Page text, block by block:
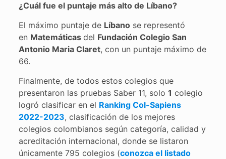
¿Cuál fue el puntaje más alto de Líbano?
El máximo puntaje de Líbanose representó
en Matemáticas del Fundación Colegio San
Antonio Maria Claret, con un puntaje máximo de
66.
Finalmente, de todos estos colegios que
presentaron las pruebas Saber 11, solo 1 colegio
logró clasificar en el Ranking Col-Sapiens
2022-2023, clasificación de los mejores
colegios colombianos según categoría, calidad y
acreditación internacional, donde se listaron
únicamente 795 colegios (conozca el listado